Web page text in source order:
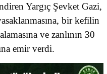
Yargıç Şevket Gazi,
bir kefilin
ve zanlının 30
emir verdi.